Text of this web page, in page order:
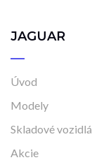
JAGUAR
Úvod
Modely
Skladové vozidlá
Akcie